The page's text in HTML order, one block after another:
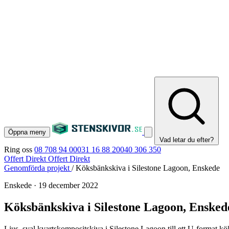
Öppna meny
Vad letar du efter?
Ring oss 08 708 94 00031 16 88 20040 306 350
Offert Direkt Offert Direkt
Genomförda projekt / Köksbänkskiva i Silestone Lagoon, Enskede
Enskede · 19 december 2022
Köksbänkskiva i Silestone Lagoon,